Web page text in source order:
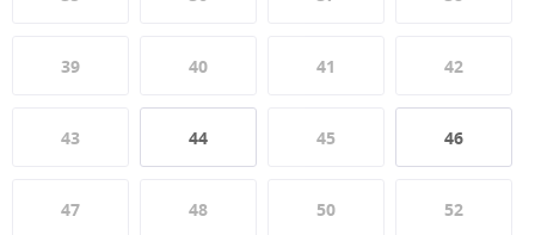
39 40 41 42
43 44 45 46
47 48 50 52